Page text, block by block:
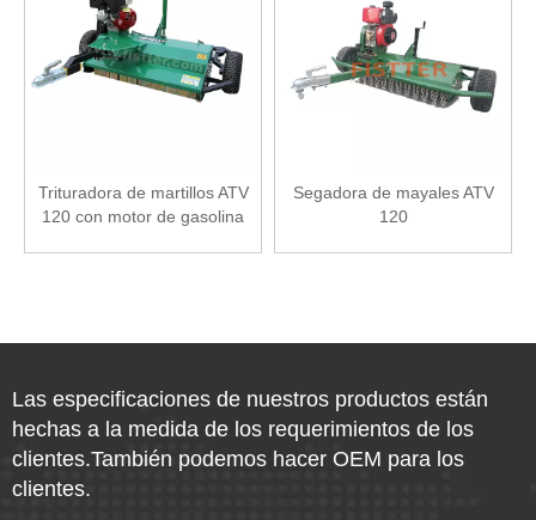
Trituradora de martillos ATV
120 con motor de gasolina
Segadora de mayales ATV
120
Las especificaciones de nuestros productos están
hechas a la medida de los requerimientos de los
clientes.También podemos hacer OEM para los
clientes.